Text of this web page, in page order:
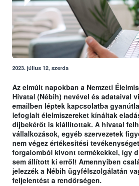
2023. július 12, szerda
Az elmúlt napokban a Nemzeti
Hivatal (Nébih) nevével és adataival
emailben léptek kapcsolatba
lefoglalt élelmiszereket kínáltak
díjbekérőt is kiállítottak. A hivatal
vállalkozások, egyéb szervezetek
nem végez értékesítési
forgalomból kivont termékekkel, így
sem állított ki erről! Amennyiben
jelezzék a Nébih ügyfélszolgálatán
feljelentést a rendőrségen.